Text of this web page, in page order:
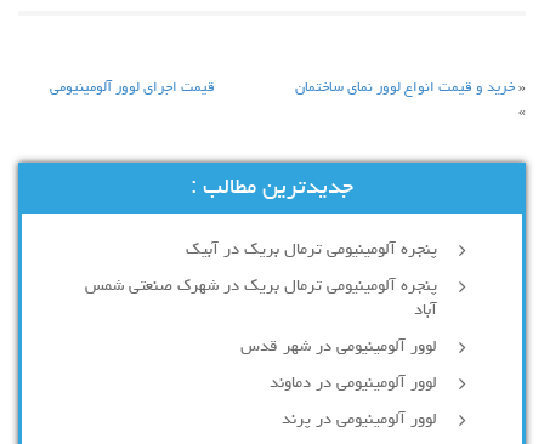
« خرید و قیمت انواع لوور نمای ساختمان
قیمت اجرای لوور آلومینیومی
»
جدیدترین مطالب :
پنجره آلومینیومی ترمال بریک در آبیک
پنجره آلومینیومی ترمال بریک در شهرک صنعتی شمس
آباد
لوور آلومینیومی در شهر قدس
لوور آلومینیومی در دماوند
لوور آلومینیومی در پرند